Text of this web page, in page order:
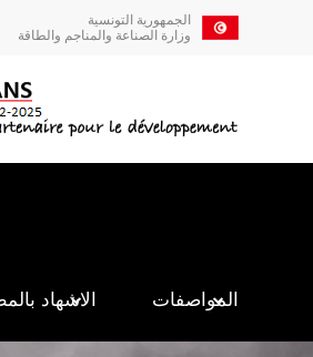
الجمهورية التونسية
وزارة الصناعة والمناجم والطاقة
المواصفات الاشهاد